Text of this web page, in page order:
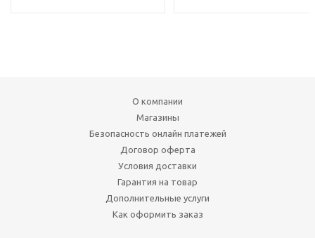
О компании
Магазины
Безопасность онлайн платежей
Договор оферта
Условия доставки
Гарантия на товар
Дополнительные услуги
Как оформить заказ